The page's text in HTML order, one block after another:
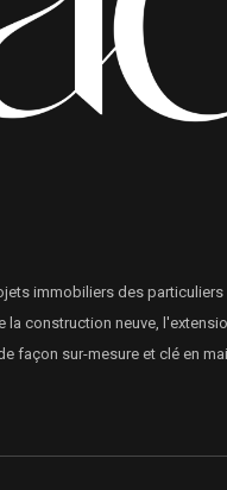
immobiliers des particuliers
la construction neuve,
façon sur-mesure et clé en